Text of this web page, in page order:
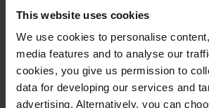
This website uses cookies
We use cookies to personalise
media features and to analyse our
cookies, you give us permission to
data for developing our services and
advertising. Alternatively, you can
Oikeanlaisen toimittajan
haastavaa, mutta lopulta
Papticille erinomaisesti
Se perustuu Microsoft